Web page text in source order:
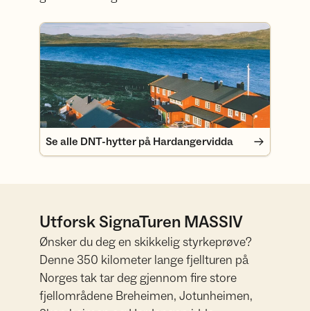
Se alle DNT-hytter på Hardangervidda
Se alle DNT-hytter på Hardangervidda
Utforsk SignaTuren MASSIV
Ønsker du deg en skikkelig styrkeprøve?
Denne 350 kilometer lange fjellturen på
Norges tak tar deg gjennom fire store
fjellområdene Breheimen, Jotunheimen,